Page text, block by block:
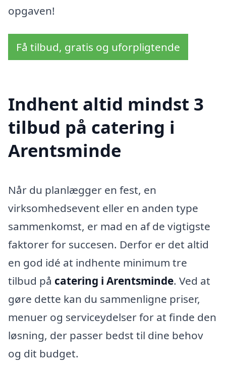
opgaven!
Få tilbud, gratis og uforpligtende
Indhent altid mindst 3
tilbud på catering i
Arentsminde
Når du planlægger en fest, en
virksomhedsevent eller en anden type
sammenkomst, er mad en af de vigtigste
faktorer for succesen. Derfor er det altid
en god idé at indhente minimum tre
tilbud på catering i Arentsminde. Ved at
gøre dette kan du sammenligne priser,
menuer og serviceydelser for at finde den
løsning, der passer bedst til dine behov
og dit budget.